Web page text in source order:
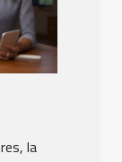
la